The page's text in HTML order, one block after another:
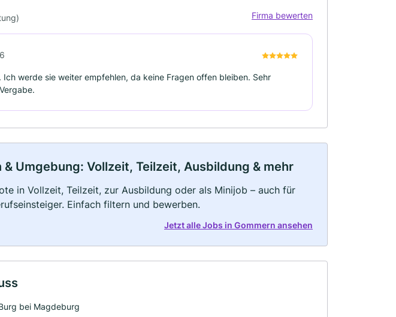
Firma bewerten
Ich werde sie weiter empfehlen, da keine Fragen offen bleiben. Sehr
& Umgebung: Vollzeit, Teilzeit, Ausbildung & mehr
in Vollzeit, Teilzeit, zur Ausbildung oder als Minijob – auch für
Einfach filtern und bewerben.
Jetzt alle Jobs in Gommern ansehen
bei Magdeburg